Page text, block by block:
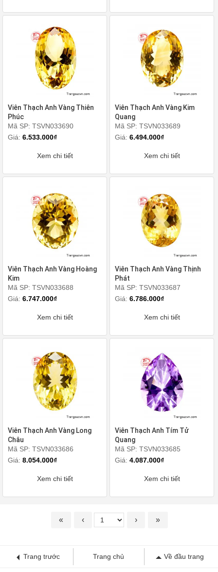
Viên Thạch Anh Vàng Thiên
Phúc
Mã SP: TSVN033690
Giá: 6.533.000₫
Xem chi tiết
Viên Thạch Anh Vàng Kim
Quang
Mã SP: TSVN033689
Giá:6.494.000₫
Xem chi tiết
Viên Thạch Anh Vàng Hoàng
Kim
Mã SP: TSVN033688
Giá: 6.747.000₫
Xem chi tiết
Viên Thạch Anh Vàng Thịnh
Phát
Mã SP: TSVN033687
Giá:6.786.000₫
Xem chi tiết
Viên Thạch Anh Vàng Long
Châu
Mã SP: TSVN033686
Giá: 8.054.000₫
Xem chi tiết
Viên Thạch Anh Tím Tử
Quang
Mã SP: TSVN033685
Giá:4.087.000₫
Xem chi tiết
« ‹ › »
Trang trước Trang chủ Về đầu trang